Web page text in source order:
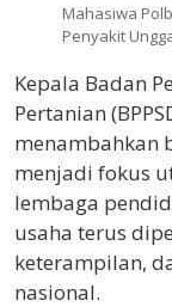
Mahasiwa
Penyakit
Kepala Badan
Pertanian
menambahkan
menjadi fokus
lembaga
usaha terus
keterampilan,
nasional.